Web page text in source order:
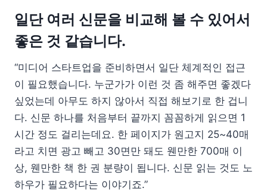
일단 여러 신문을 비교해 볼 수 있어서
좋은 것 같습니다.
“미디어 스타트업을 준비하면서 일단 체계적인 접근
이 필요했습니다. 누군가가 이런 것 좀 해주면 좋겠다
싶었는데 아무도 하지 않아서 직접 해보기로 한 겁니
다. 신문 하나를 처음부터 끝까지 꼼꼼하게 읽으면 1
시간 정도 걸리는데요. 한 페이지가 원고지 25~40매
라고 치면 광고 빼고 30면만 돼도 웬만한 700매 이
상, 웬만한 책 한 권 분량이 됩니다. 신문 읽는 것도 노
하우가 필요하다는 이야기죠.”